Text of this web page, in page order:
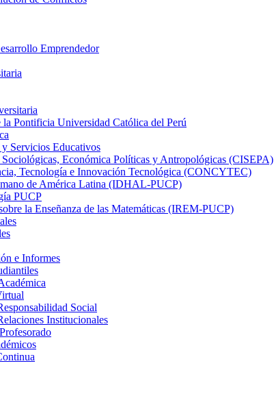
Emprendedor
Pontificia Universidad Católica del Perú
Servicios Educativos
Económica Políticas y Antropológicas (CISEPA)
Tecnología e Innovación Tecnológica (CONCYTEC)
de América Latina (IDHAL-PUCP)
PUCP
la Enseñanza de las Matemáticas (IREM-PUCP)
e Informes
Social
Institucionales